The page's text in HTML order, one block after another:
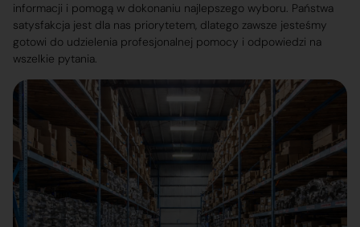
informacji i pomogą w dokonaniu najlepszego wyboru. Państwa
satysfakcja jest dla nas priorytetem, dlatego zawsze jesteśmy
gotowi do udzielenia profesjonalnej pomocy i odpowiedzi na
wszelkie pytania.